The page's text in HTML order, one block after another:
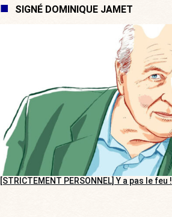
SIGNÉ DOMINIQUE JAMET
[STRICTEMENT PERSONNEL] Y a pas le feu !